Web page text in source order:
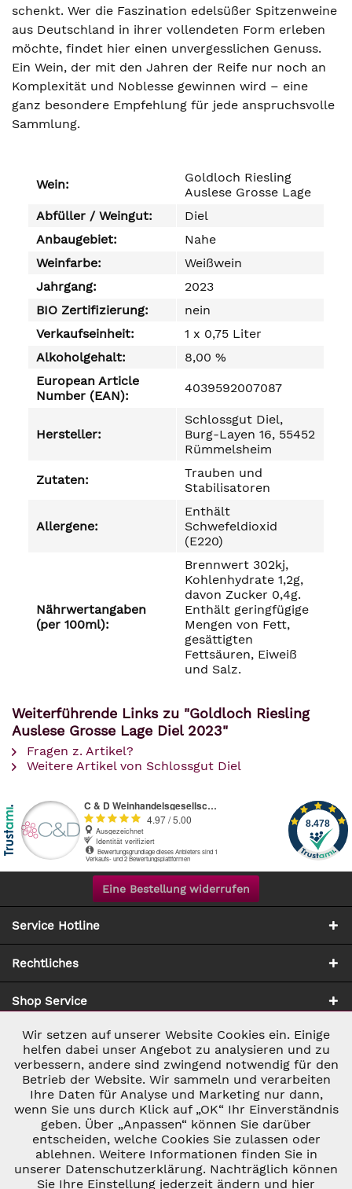
schenkt. Wer die Faszination edelsüßer Spitzenweine
aus Deutschland in ihrer vollendeten Form erleben
möchte, findet hier einen unvergesslichen Genuss.
Ein Wein, der mit den Jahren der Reife nur noch an
Komplexität und Noblesse gewinnen wird – eine
ganz besondere Empfehlung für jede anspruchsvolle
Sammlung.
Wein:
Goldloch Riesling
Auslese Grosse Lage
Abfüller / Weingut:
Diel
Anbaugebiet:
Nahe
Weinfarbe:
Weißwein
Jahrgang:
2023
BIO Zertifizierung:
nein
Verkaufseinheit:
1 x 0,75 Liter
Alkoholgehalt:
8,00 %
European Article
Number (EAN):
4039592007087
Hersteller:
Schlossgut Diel,
Burg-Layen 16, 55452
Rümmelsheim
Zutaten:
Trauben und
Stabilisatoren
Allergene:
Enthält
Schwefeldioxid
(E220)
Nährwertangaben
(per 100ml):
Brennwert 302kj,
Kohlenhydrate 1,2g,
davon Zucker 0,4g.
Enthält geringfügige
Mengen von Fett,
gesättigten
Fettsäuren, Eiweiß
und Salz.
Weiterführende Links zu "Goldloch Riesling
Auslese Grosse Lage Diel 2023"
Fragen z. Artikel?
Weitere Artikel von Schlossgut Diel
Eine Bestellung widerrufen
Service Hotline
Rechtliches
Shop Service
Zahlung & Versand
* ALLE PREISE INKL. GESETZL. UMSATZSTEUER ZZGL.
VERSANDKOSTEN UND GGF. NACHNAHMEGEBÜHREN, WENN NICHT
ANDERS BESCHRIEBEN
Notwendig Aktiv
Marketing Inaktiv
Tracking Inaktiv
Personalisierung Inaktiv
Wir setzen auf unserer Website Cookies ein. Einige
helfen dabei unser Angebot zu analysieren und zu
verbessern, andere sind zwingend notwendig für den
Betrieb der Website. Wir sammeln und verarbeiten
Ihre Daten für Analyse und Marketing nur dann,
wenn Sie uns durch Klick auf „OK“ Ihr Einverständnis
geben. Über „Anpassen“ können Sie darüber
entscheiden, welche Cookies Sie zulassen oder
ablehnen. Weitere Informationen finden Sie in
unserer Datenschutzerklärung. Nachträglich können
Sie Ihre Einstellung jederzeit ändern und hier